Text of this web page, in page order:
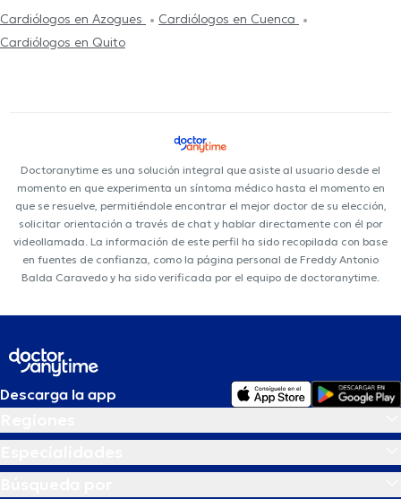
Cardiólogos en Azogues
Cardiólogos en Cuenca
Cardiólogos en Quito
Doctoranytime es una solución integral que asiste al usuario desde el
momento en que experimenta un síntoma médico hasta el momento en
que se resuelve, permitiéndole encontrar el mejor doctor de su elección,
solicitar orientación a través de chat y hablar directamente con él por
videollamada. La información de este perfil ha sido recopilada con base
en fuentes de confianza, como la página personal de Freddy Antonio
Balda Caravedo y ha sido verificada por el equipo de doctoranytime.
Descarga la app